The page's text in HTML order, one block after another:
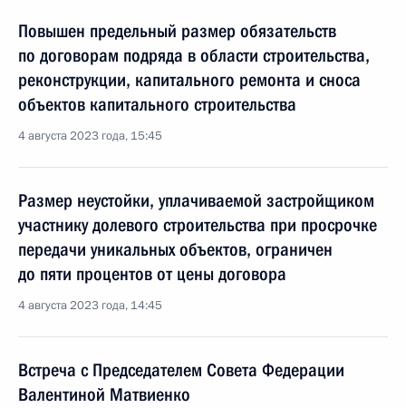
Повышен предельный размер обязательств
по договорам подряда в области строительства,
реконструкции, капитального ремонта и сноса
объектов капитального строительства
4 августа 2023 года, 15:45
Размер неустойки, уплачиваемой застройщиком
участнику долевого строительства при просрочке
передачи уникальных объектов, ограничен
до пяти процентов от цены договора
4 августа 2023 года, 14:45
Встреча с Председателем Совета Федерации
Валентиной Матвиенко